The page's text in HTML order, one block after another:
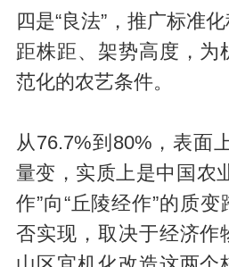
四是“良法”，推广标准
距株距、架势高度，为
范化的农艺条件。
从76.7%到80%，表面
量变，实质上是中国农
作”向“丘陵经作”的质
否实现，取决于经济作